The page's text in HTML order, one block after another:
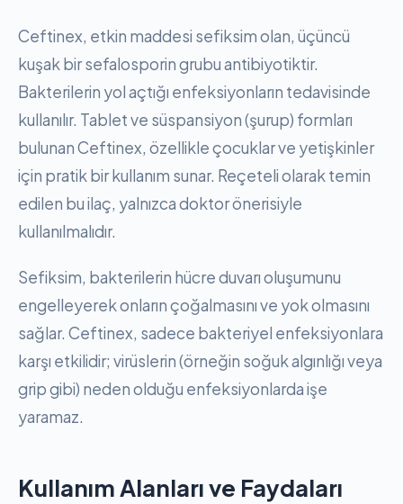
Ceftinex, etkin maddesi sefiksim olan, üçüncü
kuşak bir sefalosporin grubu antibiyotiktir.
Bakterilerin yol açtığı enfeksiyonların tedavisinde
kullanılır. Tablet ve süspansiyon (şurup) formları
bulunan Ceftinex, özellikle çocuklar ve yetişkinler
için pratik bir kullanım sunar. Reçeteli olarak temin
edilen bu ilaç, yalnızca doktor önerisiyle
kullanılmalıdır.
Sefiksim, bakterilerin hücre duvarı oluşumunu
engelleyerek onların çoğalmasını ve yok olmasını
sağlar. Ceftinex, sadece bakteriyel enfeksiyonlara
karşı etkilidir; virüslerin (örneğin soğuk algınlığı veya
grip gibi) neden olduğu enfeksiyonlarda işe
yaramaz.
Kullanım Alanları ve Faydaları